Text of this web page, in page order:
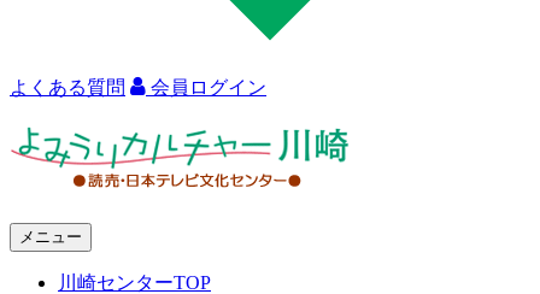
よくある質問 会員ログイン
メニュー
川崎センターTOP